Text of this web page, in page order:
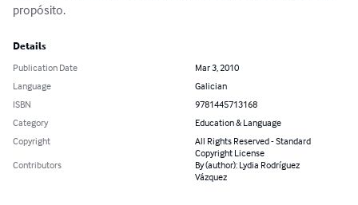
propósito.
Details
Publication Date
Mar 3, 2010
Language
Galician
ISBN
9781445713168
Category
Education & Language
Copyright
All Rights Reserved - Standard
Copyright License
Contributors
By (author): Lydia Rodríguez
Vázquez